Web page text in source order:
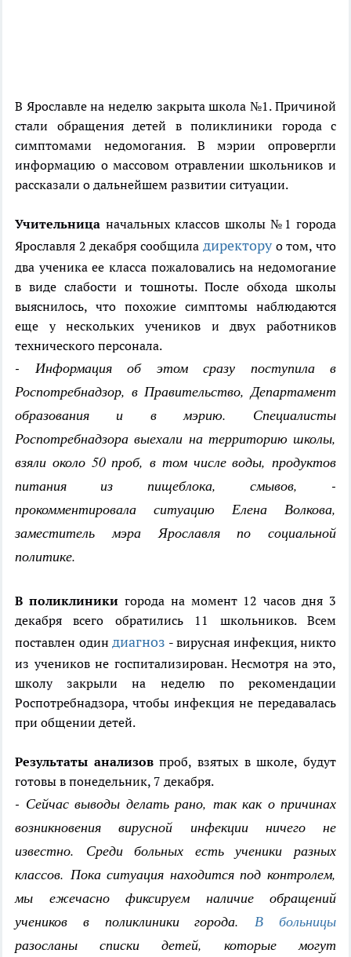
В Ярославле на неделю закрыта школа №1. Причиной
стали обращения детей в поликлиники города с
симптомами недомогания. В мэрии опровергли
информацию о массовом отравлении школьников и
рассказали о дальнейшем развитии ситуации.
Учительница начальных классов школы №1 города
Ярославля 2 декабря сообщила директоруо том, что
два ученика ее класса пожаловались на недомогание
в виде слабости и тошноты. После обхода школы
выяснилось, что похожие симптомы наблюдаются
еще у нескольких учеников и двух работников
технического персонала.
- Информация об этом сразу поступила в
Роспотребнадзор, в Правительство, Департамент
образования и в мэрию. Специалисты
Роспотребнадзора выехали на территорию школы,
взяли около 50 проб, в том числе воды, продуктов
питания из пищеблока, смывов, -
прокомментировала ситуацию Елена Волкова,
заместитель мэра Ярославля по социальной
политике.
В поликлиникигорода на момент 12 часов дня 3
декабря всего обратились 11 школьников. Всем
поставлен один диагноз - вирусная инфекция, никто
из учеников не госпитализирован. Несмотря на это,
школу закрыли на неделю по рекомендации
Роспотребнадзора, чтобы инфекция не передавалась
при общении детей.
Результаты анализовпроб, взятых в школе, будут
готовы в понедельник, 7 декабря.
- Сейчас выводы делать рано, так как о причинах
возникновения вирусной инфекции ничего не
известно. Среди больных есть ученики разных
классов. Пока ситуация находится под контролем,
мы ежечасно фиксируем наличие обращений
учеников в поликлиники города.В больницы
разосланы списки детей, которые могут